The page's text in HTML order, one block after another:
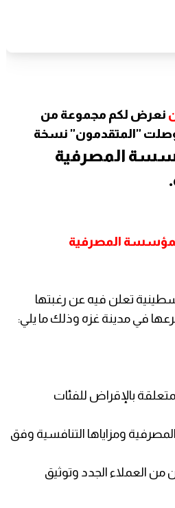
نعرض لكم مجموعة من
وصلت "المتقدمون" نسخة
المصرفية
المصرفية
تعلن فيه عن رغبتها
في مدينة غزه وذلك ما يلي:
بالإقراض للفئات
ومزاياها التنافسية وفق
العملاء الجدد وتوثيق